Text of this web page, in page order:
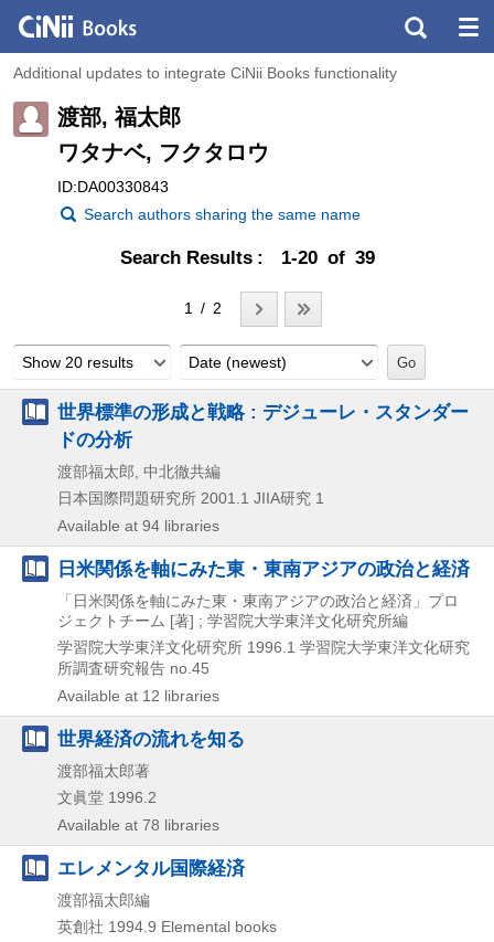
Additional updates to integrate CiNii Books functionality
渡部, 福太郎
ワタナベ, フクタロウ
ID:DA00330843
Search authors sharing the same name
Search Results 1-20 of 39
1 / 2
Show 20 results Date (newest)
世界標準の形成と戦略 : デジューレ・スタンダー
ドの分析
渡部福太郎, 中北徹共編
日本国際問題研究所 2001.1 JIIA研究 1
Available at 94 libraries
日米関係を軸にみた東・東南アジアの政治と経済
「日米関係を軸にみた東・東南アジアの政治と経済」プロ
ジェクトチーム [著] ; 学習院大学東洋文化研究所編
学習院大学東洋文化研究所 1996.1 学習院大学東洋文化研究
所調査研究報告 no.45
Available at 12 libraries
世界経済の流れを知る
渡部福太郎著
文眞堂 1996.2
Available at 78 libraries
エレメンタル国際経済
渡部福太郎編
英創社 1994.9 Elemental books